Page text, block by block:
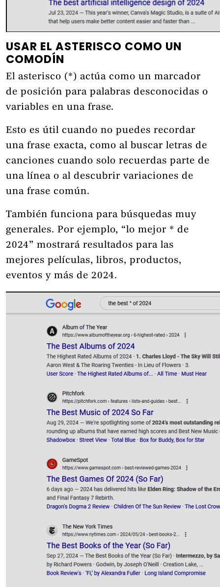
USAR EL ASTERISCO COMO UN
COMODÍN
El asterisco (*) actúa como un marcador
de posición para palabras desconocidas o
variables en una frase.
Esto es útil cuando no puedes recordar
una frase exacta, como al buscar letras de
canciones cuando solo recuerdas parte de
una línea o al descubrir variaciones de
una frase común.
También funciona para búsquedas muy
generales. Por ejemplo, “lo mejor * de
2024” mostrará resultados para las
mejores películas, libros, productos,
eventos y más de 2024.